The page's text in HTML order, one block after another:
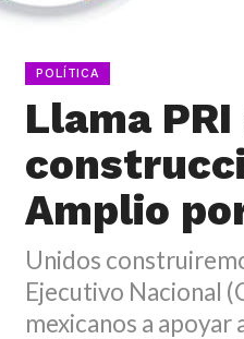
POLÍTICA
Llama
Amplio
Unidos
Ejecutivo Nacional
mexicanos a